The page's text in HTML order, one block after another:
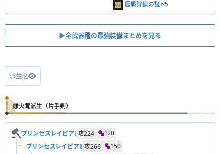
歴戦狩猟の証Ⅰ×5
▶︎全武器種の最強装備まとめを見る
派生名
雌火竜派生（片手剣）
プリンセスレイピアⅠ 攻224
120
プリンセスレイピアⅡ 攻266
150